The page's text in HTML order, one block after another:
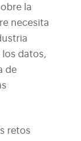
la
necesita
los datos,
de
retos